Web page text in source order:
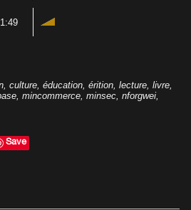
1:49
culture éducation érition lecture livre
mincommerce minsec nforgwei
Save